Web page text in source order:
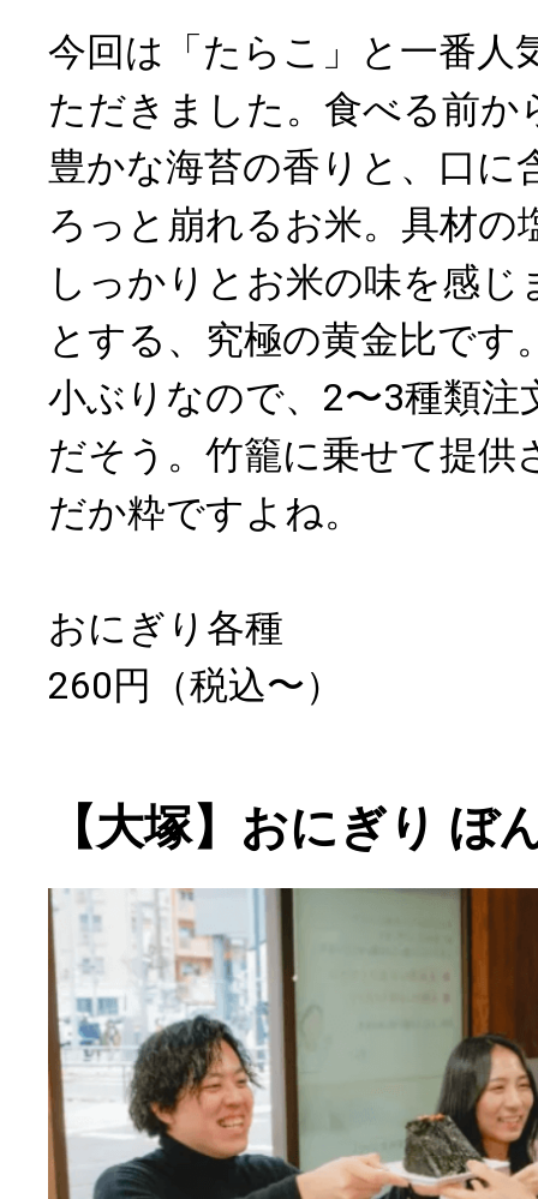
今回は「たらこ」と一番人
ただきました。食べる前か
豊かな海苔の香りと、口に
ろっと崩れるお米。具材の
しっかりとお米の味を感じ
とする、究極の黄金比です
小ぶりなので、2〜3種類注
だそう。竹籠に乗せて提供
だか粋ですよね。
おにぎり各種
260円（税込〜）
【大塚】おにぎり ぼ